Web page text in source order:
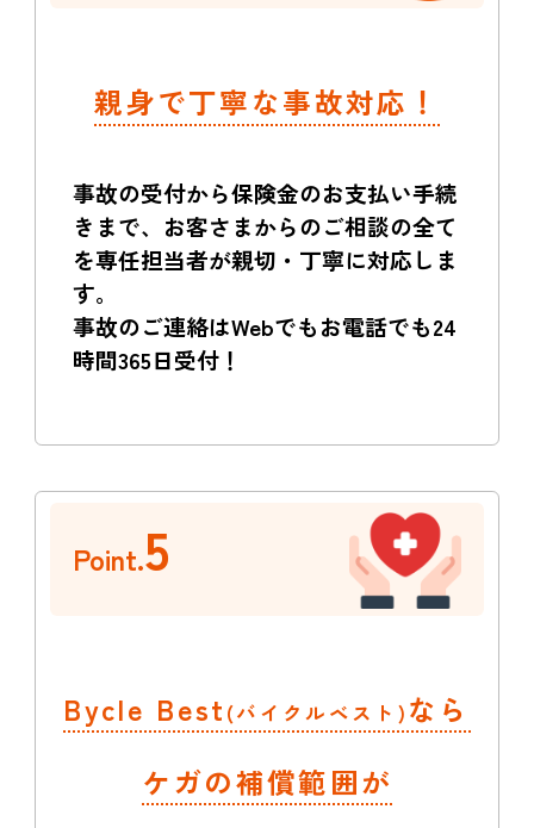
親身で丁寧な事故対応！
事故の受付から保険金のお支払い手続
きまで、お客さまからのご相談の全て
を専任担当者が親切・丁寧に対応しま
す。
事故のご連絡はWebでもお電話でも24
時間365日受付！
Point.5
Bycle Best (バイクルベスト) なら
ケガの補償範囲が